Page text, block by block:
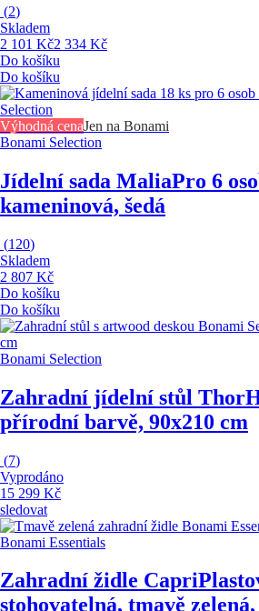
(2)
Skladem
2 101 Kč2 334 Kč
Do košíku
Do košíku
Výhodná cenaJen na Bonami
Bonami Selection
Jídelní sada MaliaPro 6
kameninová, šedá
(120)
Skladem
2 807 Kč
Do košíku
Do košíku
Bonami Selection
Zahradní jídelní stůl Thor
přírodní barvě, 90x210 cm
(7)
Vyprodáno
15 299 Kč
sledovat
Bonami Essentials
Zahradní židle Capri
stohovatelná, tmavě